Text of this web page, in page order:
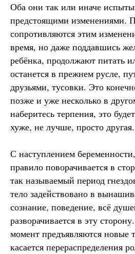
Оба они так или иначе
предстоящими изменениями.
сопротивляются этим
время, но даже поддавшись
ребёнка, продолжают питать
останется в прежнем русле,
друзьями, тусовки. Это
позже и уже несколько в
наберитесь терпения, это
хуже, не лучше, просто другая.
С наступлением
правило поворачивается в
так называемый период
тело задействовано в
сознание, поведение, всё
разворачивается в эту
момент предъявляются новые
касается перераспределения